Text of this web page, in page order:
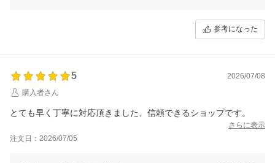
参考になった
5
2026/07/08
購入者さん
とても早く丁寧に対応頂きました、信頼できるショップです。
さらに表示
注文日：2026/07/05